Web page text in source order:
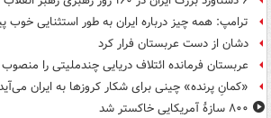
ترامپ: همه چیز درباره ایران به طور استثنایی
دشان از دست عربستان فرار کرد
عربستان فرمانده ائتلاف دریایی چندملیتی را
«کمانِ پرنده» چینی برای شکار کروزها به ایران
۸۰۰ سازۀ آمریکایی خاکستر شد